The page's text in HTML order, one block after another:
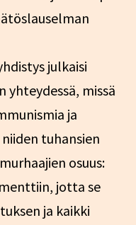
julkaisi
yhteydessä, missä
ja
tuhansien
osuus:
jotta se
ja kaikki